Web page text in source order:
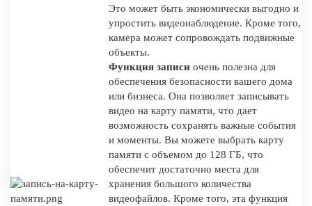
Это может быть экономически выгодно и
упростить видеонаблюдение. Кроме того,
камера может сопровождать подвижные
объекты.
Функция записи очень полезна для
обеспечения безопасности вашего дома
или бизнеса. Она позволяет записывать
видео на карту памяти, что дает
возможность сохранять важные события
и моменты. Вы можете выбрать карту
памяти с объемом до 128 ГБ, что
обеспечит достаточно места для
хранения большого количества
видеофайлов. Кроме того, эта функция